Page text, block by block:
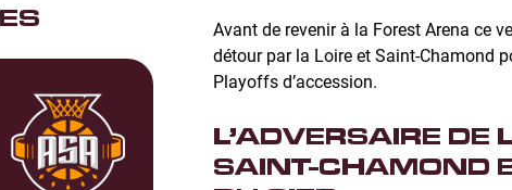
Avant de revenir à la Forest Arena ce
détour par la Loire et Saint-Chamond
Playoffs d’accession.
L’ADVERSAIRE DE
SAINT-CHAMOND